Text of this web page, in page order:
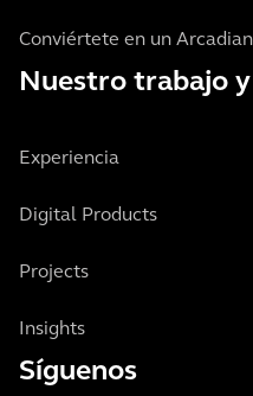
Conviértete en un
Nuestro trabajo
Experiencia
Digital Products
Projects
Insights
Síguenos